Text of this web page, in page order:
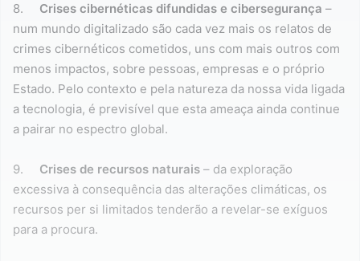
8. Crises cibernéticas difundidas e cibersegurança –
num mundo digitalizado são cada vez mais os relatos de
crimes cibernéticos cometidos, uns com mais outros com
menos impactos, sobre pessoas, empresas e o próprio
Estado. Pelo contexto e pela natureza da nossa vida ligada
a tecnologia, é previsível que esta ameaça ainda continue
a pairar no espectro global.
9. Crises de recursos naturais – da exploração
excessiva à consequência das alterações climáticas, os
recursos per si limitados tenderão a revelar-se exíguos
para a procura.